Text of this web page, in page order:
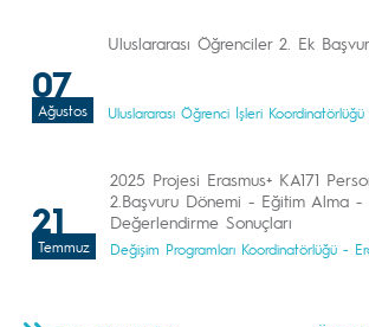
07
Ağustos
Uluslararası Öğrenciler 2. Ek
Uluslararası Öğrenci İşleri Koordinatörlüğü
21
Temmuz
2025 Projesi Erasmus+ KA171
2.Başvuru Dönemi - Eğitim Alma -
Değerlendirme Sonuçları
Değişim Programları Koordinatörlüğü -